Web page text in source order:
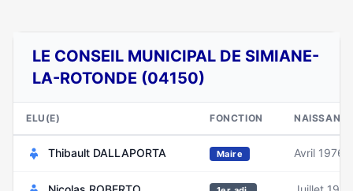
LE CONSEIL MUNICIPAL DE SIMIANE-
LA-ROTONDE (04150)
ELU(E) FONCTION
Thibault DALLAPORTA Maire Avril 1976